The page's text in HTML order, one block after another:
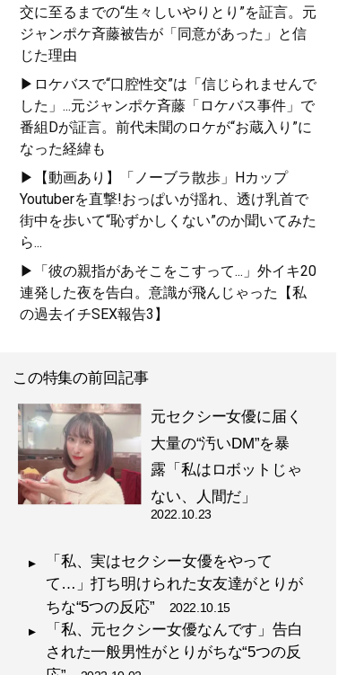
交に至るまでの“生々しいやりとり”を証言。元
ジャンポケ斉藤被告が「同意があった」と信
じた理由
▶ロケバスで“口腔性交”は「信じられませんで
した」...元ジャンポケ斉藤「ロケバス事件」で
番組Dが証言。前代未聞のロケが“お蔵入り”に
なった経緯も
▶【動画あり】「ノーブラ散歩」Hカップ
Youtuberを直撃!おっぱいが揺れ、透け乳首で
街中を歩いて“恥ずかしくない”のか聞いてみた
ら...
▶「彼の親指があそこをこすって...」外イキ20
連発した夜を告白。意識が飛んじゃった【私
の過去イチSEX報告3】
この特集の前回記事
元セクシー女優に届く
大量の“汚いDM”を暴
露「私はロボットじゃ
ない、人間だ」
2022.10.23
「私、実はセクシー女優をやって
て…」打ち明けられた女友達がとりが
ちな“5つの反応” 2022.10.15
「私、元セクシー女優なんです」告白
された一般男性がとりがちな“5つの反